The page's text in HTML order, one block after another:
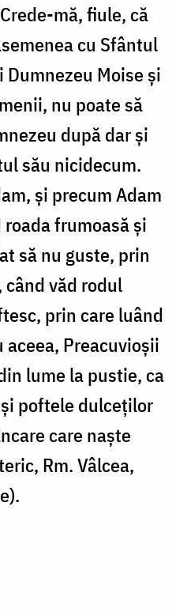
mă, fiule, că
cu Sfântul
Moise și
nu poate să
după dar și
său nicidecum.
și precum Adam
frumoasă și
să nu guste, prin
când văd rodul
prin care luând
Preacuvioșii
lume la pustie, ca
poftele dulceților
care naște
Rm. Vâlcea,